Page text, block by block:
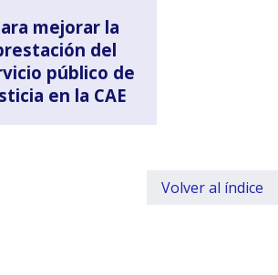
mejorar la
del
público de
en la CAE
Volver al índice